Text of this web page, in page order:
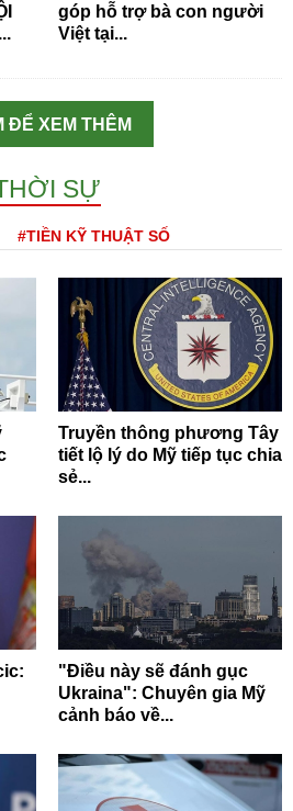
góp hỗ trợ bà con người
Việt tại...
ĐỂ XEM THÊM
SỰ
#TIỀN KỸ THUẬT SỐ
Truyền thông phương Tây
tiết lộ lý do Mỹ tiếp tục chia
sẻ...
"Điều này sẽ đánh gục
Ukraina": Chuyên gia Mỹ
cảnh báo về...